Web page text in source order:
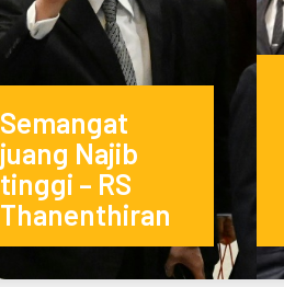
Semangat
juang Najib
tinggi – RS
Thanenthiran